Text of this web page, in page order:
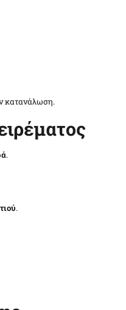
κατανάλωση.
.
.